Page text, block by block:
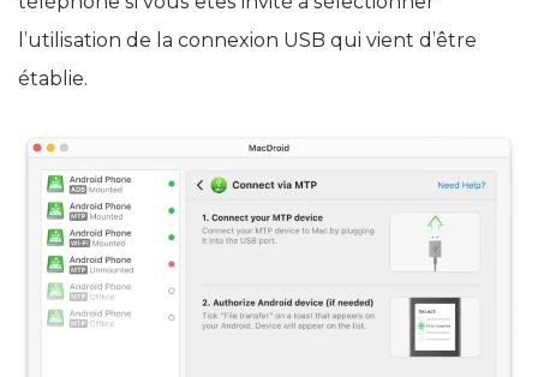
3. Choisissez “Transfert de fichiers” sur l’écran du
téléphone si vous êtes invité à sélectionner
l’utilisation de la connexion USB qui vient d’être